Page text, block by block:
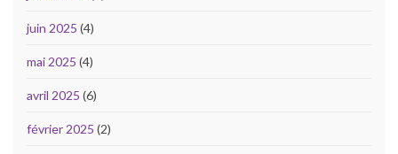
juin 2025 (4)
mai 2025 (4)
avril 2025 (6)
février 2025 (2)